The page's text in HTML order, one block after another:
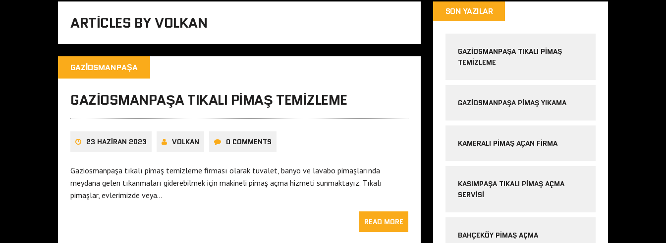
ARTICLES BY VOLKAN
GAZIOSMANPAŞA
GAZIOSMANPAŞA TIKALI PIMAŞ TEMIZLEME
23 HAZIRAN 2023 VOLKAN 0 COMMENTS
Gaziosmanpaşa tıkalı pimaş temizleme firması olarak tuvalet, banyo ve lavabo pimaşlarında
meydana gelen tıkanmaları giderebilmek için makineli pimaş açma hizmeti sunmaktayız. Tıkalı
pimaşlar, evlerimizde veya…
READ MORE
SON YAZILAR
GAZIOSMANPAŞA TIKALI PIMAŞ
TEMIZLEME
GAZIOSMANPAŞA PIMAŞ YIKAMA
KAMERALI PIMAŞ AÇAN FIRMA
KASIMPAŞA TIKALI PIMAŞ AÇMA
SERVISI
BAHÇEKÖY PIMAŞ AÇMA